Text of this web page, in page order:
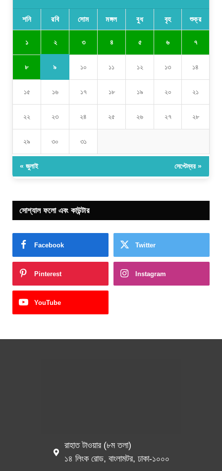
শনি রবি সোম মঙ্গল বুধ বৃহ শুক্র
১ ২ ৩ ৪ ৫ ৬ ৭
৮ ৯ ১০ ১১ ১২ ১৩ ১৪
১৫ ১৬ ১৭ ১৮ ১৯ ২০ ২১
২২ ২৩ ২৪ ২৫ ২৬ ২৭ ২৮
২৯ ৩০ ৩১
« জুলাই সেপ্টেম্বর »
সোশ্যাল ফলো এবং কাউন্টার
Facebook Twitter
Pinterest Instagram
YouTube
রাহাত টাওয়ার (৮ম তলা)
১৪ লিংক রোড, বাংলামটর, ঢাকা-১০০০